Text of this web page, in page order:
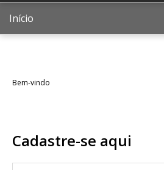
Início
Bem-vindo
Cadastre-se aqui